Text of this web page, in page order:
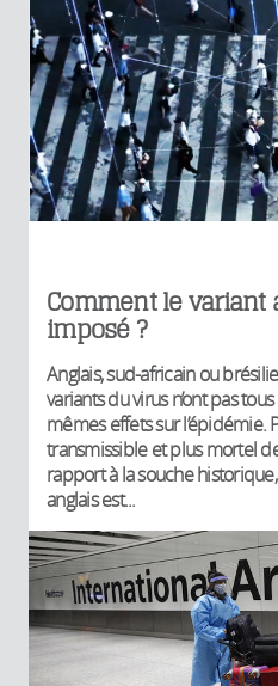
Comment le variant
imposé ?
Anglais, sud-africain ou
variants du virus n’ont pas tous
mêmes effets sur l’épidémie.
transmissible et plus mortel
rapport à la souche
anglais est...